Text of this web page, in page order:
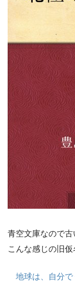
青空文庫なので
こんな感じの旧仮
地球は、自分で